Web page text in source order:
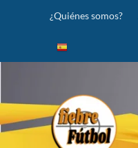
¿Quiénes somos?